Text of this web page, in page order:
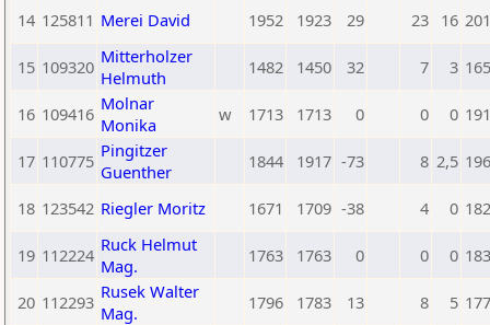
14 125811 Merei David 1952 1923 29 23 16
15 109320 Mitterholzer
Helmuth
1482 1450 32 7 3
16 109416 Molnar
Monika
w 1713 1713 0 0 0
17 110775 Pingitzer
Guenther
1844 1917 -73 8 2,5
18 123542 Riegler Moritz 1671 1709 -38 4 0
19 112224 Ruck Helmut
Mag.
1763 1763 0 0 0
20 112293 Rusek Walter
Mag.
1796 1783 13 8 5